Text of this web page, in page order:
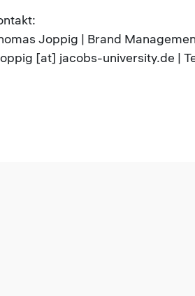
Joppig | Brand
[at] jacobs-university.de |